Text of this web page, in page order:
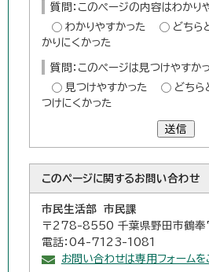
質問：このページの内容はわかり
わかりやすかった
どちら
かりにくかった
質問：このページは見つけやすか
見つけやすかった
どちら
つけにくかった
送信
このページに関するお問い合わせ
市民生活部 市民課
〒278-8550 千葉県野田市鶴奉
電話：04-7123-1081
お問い合わせは専用フォームを